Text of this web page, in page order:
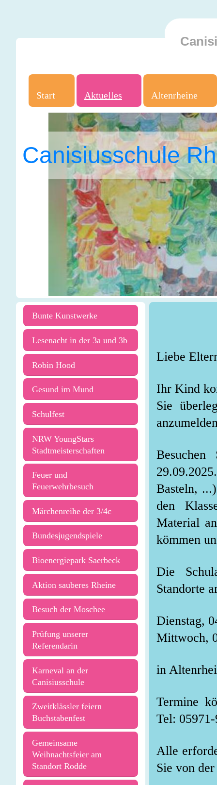
Start Aktuelles Altenrheine
Canisiusschule
Liebe
Ihr Kind
Sie
Basteln,
den
Material
kömmen
Die
Standorte
Dienstag,
Mittwoch,
in
Termine
Tel:
Alle
Sie von
Bunte Kunstwerke
Lesenacht in der 3a und 3b
Robin Hood
Gesund im Mund
Schulfest
NRW YoungStars
Stadtmeisterschaften
Feuer und
Feuerwehrbesuch
Märchenreihe der 3/4c
Bundesjugendspiele
Bioenergiepark Saerbeck
Aktion sauberes Rheine
Besuch der Moschee
Prüfung unserer
Referendarin
Karneval an der
Canisiusschule
Zweitklässler feiern
Buchstabenfest
Gemeinsame
Weihnachtsfeier am
Standort Rodde